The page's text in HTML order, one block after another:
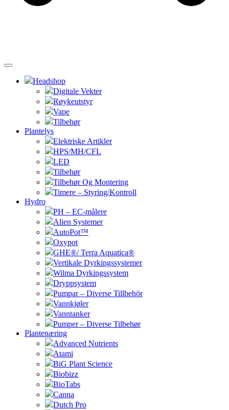
Headshop
Digitale Vekter
Røykeutstyr
Vape
Tilbehør
Plantelys
Elektriske Artikler
HPS/MH/CFL
LED
Tilbehør
Tilbehør Og Montering
Timere – Styring/Kontroll
Hydro
PH – EC-målere
Alien Systemer
AutoPot™
Oxypot
GHE®/ Terra Aquatica®
Vertikale Dyrkingssystemer
Wilma Dyrkingssystem
Dryppsystem
Pumpar – Diverse Tillbehör
Vannkjøler
Vanntanker
Pumper – Diverse Tilbehør
Plantenæring
Advanced Nutrients
Atami
BiG Plant Science
Biobizz
BioTabs
Canna
Dutch Pro